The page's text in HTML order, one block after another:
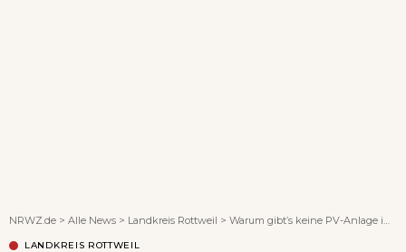
NRWZ.de > Alle News > Landkreis Rottweil > Warum gibt’s keine PV-Anlage im Tennenbronner Badschnass?
LANDKREIS ROTTWEIL